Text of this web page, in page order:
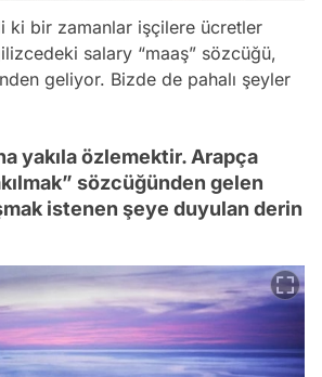
ki bir zamanlar işçilere ücretler
salary “maaş” sözcüğü,
geliyor. Bizde de pahalı şeyler
yakıla özlemektir. Arapça
sözcüğünden gelen
istenen şeye duyulan derin